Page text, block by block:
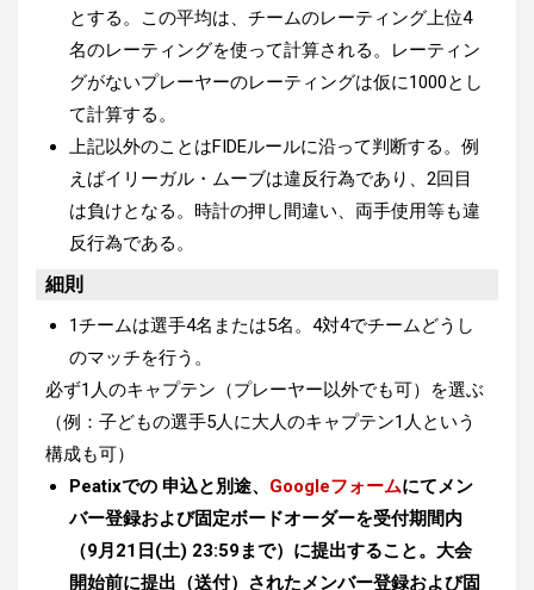
とする。この平均は、チームのレーティング上位4
名のレーティングを使って計算される。レーティン
グがないプレーヤーのレーティングは仮に1000とし
て計算する。
上記以外のことはFIDEルールに沿って判断する。例
えばイリーガル・ムーブは違反行為であり、2回目
は負けとなる。時計の押し間違い、両手使用等も違
反行為である。
細則
1チームは選手4名または5名。4対4でチームどうし
のマッチを行う。
必ず1人のキャプテン（プレーヤー以外でも可）を選ぶ
（例：子どもの選手5人に大人のキャプテン1人という
構成も可）
Peatixでの 申込と別途、 Googleフォームにてメン
バー登録および固定ボードオーダーを受付期間内
（9月21日(土) 23:59まで）に提出すること。大会
開始前に提出（送付）されたメンバー登録および固